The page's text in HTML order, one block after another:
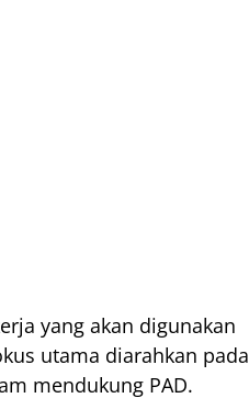
yang akan digunakan
utama diarahkan pada
mendukung PAD.